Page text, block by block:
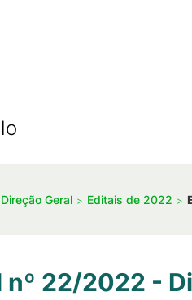
Geral Editais de 2022
nº 22/2022 -